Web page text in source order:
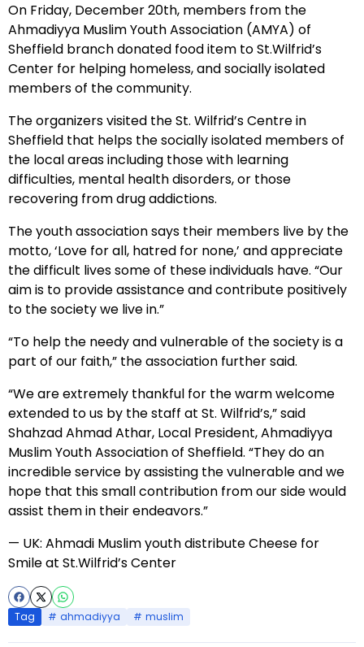
On Friday, December 20th, members from the
Ahmadiyya Muslim Youth Association (AMYA) of
Sheffield branch donated food item to St.Wilfrid’s
Center for helping homeless, and socially isolated
members of the community.
The organizers visited the St. Wilfrid’s Centre in
Sheffield that helps the socially isolated members of
the local areas including those with learning
difficulties, mental health disorders, or those
recovering from drug addictions.
The youth association says their members live by the
motto, ‘Love for all, hatred for none,’ and appreciate
the difficult lives some of these individuals have. “Our
aim is to provide assistance and contribute positively
to the society we live in.”
“To help the needy and vulnerable of the society is a
part of our faith,” the association further said.
“We are extremely thankful for the warm welcome
extended to us by the staff at St. Wilfrid’s,” said
Shahzad Ahmad Athar, Local President, Ahmadiyya
Muslim Youth Association of Sheffield. “They do an
incredible service by assisting the vulnerable and we
hope that this small contribution from our side would
assist them in their endeavors.”
— UK: Ahmadi Muslim youth distribute Cheese for
Smile at St.Wilfrid’s Center
Tag ahmadiyya muslim